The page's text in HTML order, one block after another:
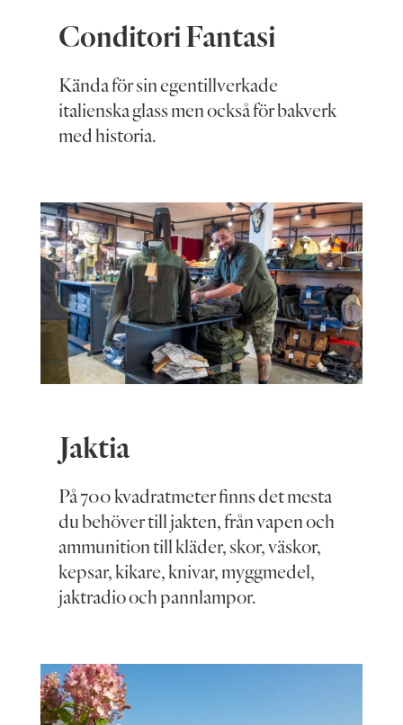
Conditori Fantasi
Kända för sin egentillverkade
italienska glass men också för bakverk
med historia.
Jaktia
På 700 kvadratmeter finns det mesta
du behöver till jakten, från vapen och
ammunition till kläder, skor, väskor,
kepsar, kikare, knivar, myggmedel,
jaktradio och pannlampor.